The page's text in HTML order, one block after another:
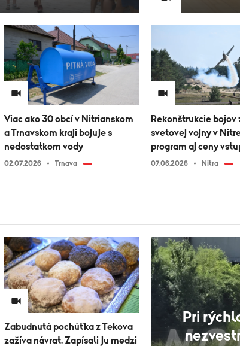
Viac ako 30 obcí v Nitrianskom
a Trnavskom kraji bojuje s
nedostatkom vody
02.07.2026 Trnava
Rekonštrukcie bojov
svetovej vojny v
program aj ceny
07.06.2026 Nitra
Zabudnutá pochúťka z Tekova
zažíva návrat. Zapísali ju medzi
Pri